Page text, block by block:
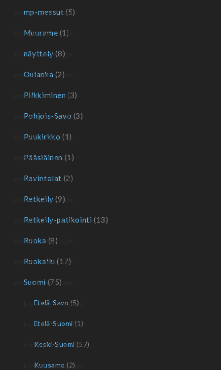
mp-messut (5)
Muurame (1)
näyttely (8)
Oulanka (2)
Pilkkiminen (3)
Pohjois-Savo (3)
Puukirkko (1)
Pääsiäinen (1)
Ravintolat (2)
Retkeily (9)
Retkeily-patikointi (13)
Ruoka (8)
Ruokailu (17)
Suomi (75)
Etelä-Savo (5)
Etelä-Suomi (1)
Keski-Suomi (57)
Kuusamo (2)